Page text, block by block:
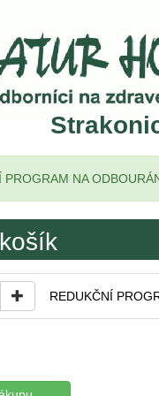
NA
REDUKČNÍ